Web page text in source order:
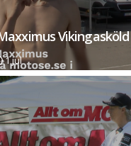
Vikingasköld
1 jul